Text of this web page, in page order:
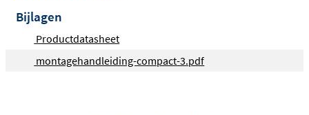
Bijlagen
Productdatasheet
montagehandleiding-compact-3.pdf